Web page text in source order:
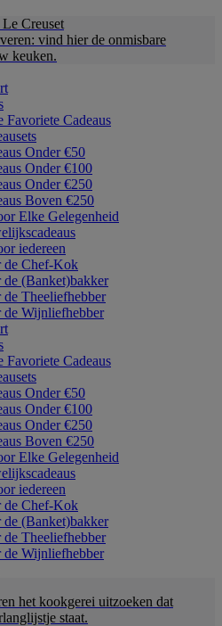
Creuset
vind hier de onmisbare
keuken.
Favoriete Cadeaus
Onder €50
Onder €100
Onder €250
Boven €250
Elke Gelegenheid
iedereen
de Chef-Kok
de (Banket)bakker
de Theeliefhebber
de Wijnliefhebber
Favoriete Cadeaus
Onder €50
Onder €100
Onder €250
Boven €250
Elke Gelegenheid
iedereen
de Chef-Kok
de (Banket)bakker
de Theeliefhebber
de Wijnliefhebber
het kookgerei uitzoeken dat
staat.